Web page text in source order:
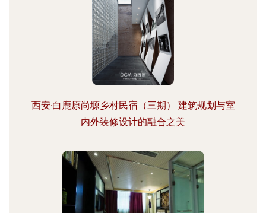
西安·白鹿原尚塬乡村民宿（三期） 建筑规划与室
内外装修设计的融合之美